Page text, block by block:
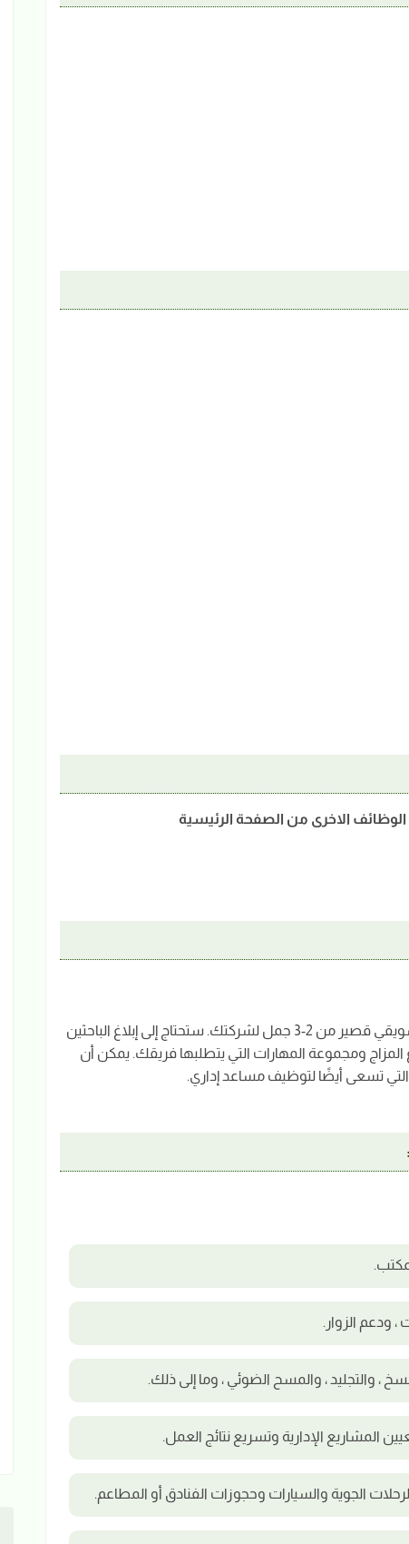
الوظائف الاخرى من الصفحة الرئيسية
يجب أن تكون هذه الفقرة الأولى عبارة عن ملخص تسويقي قصير من 2-3 جمل لشركتك. ستحتاج إلى إبلاغ الباحثين
ومجموعة المهارات التي يتطلبها فريقك. يمكن أن
تسعى أيضًا لتوظيف مساعد إداري.
، ودعم الزوار.
، والتجليد ، والمسح الضوئي ، وما إلى ذلك.
المشاريع الإدارية وتسريع نتائج العمل.
الجوية والسيارات وحجوزات الفنادق أو المطاعم.